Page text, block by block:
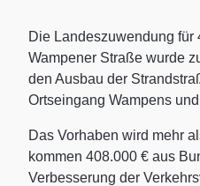
Die Landeszuwendung für
Wampener Straße wurde
den Ausbau der
Ortseingang Wampens
Das Vorhaben wird mehr
kommen 408.000 € aus
Verbesserung der